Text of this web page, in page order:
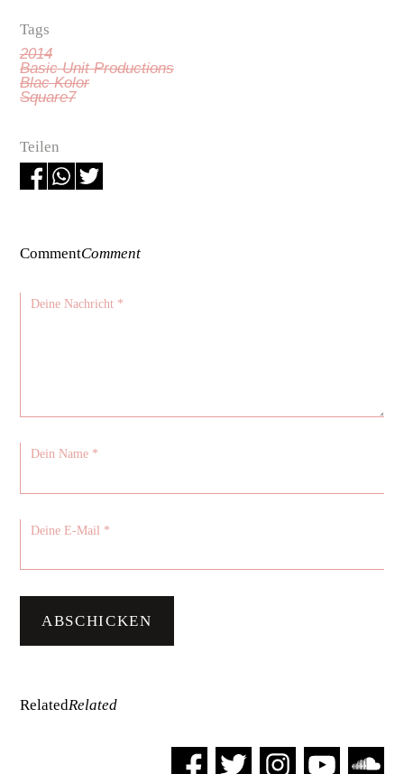
Tags
2014
Basic Unit Productions
Blac Kolor
Square7
Teilen
CommentComment
RelatedRelated